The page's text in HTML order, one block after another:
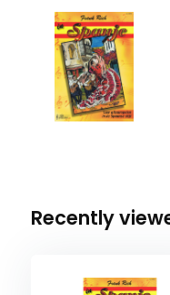
Recently